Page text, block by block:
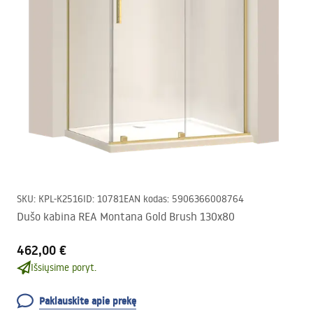
SKU: KPL-K2516ID: 10781EAN kodas: 5906366008764
Dušo kabina REA Montana Gold Brush 130x80
462,00 €
Išsiųsime poryt.
Paklauskite apie prekę